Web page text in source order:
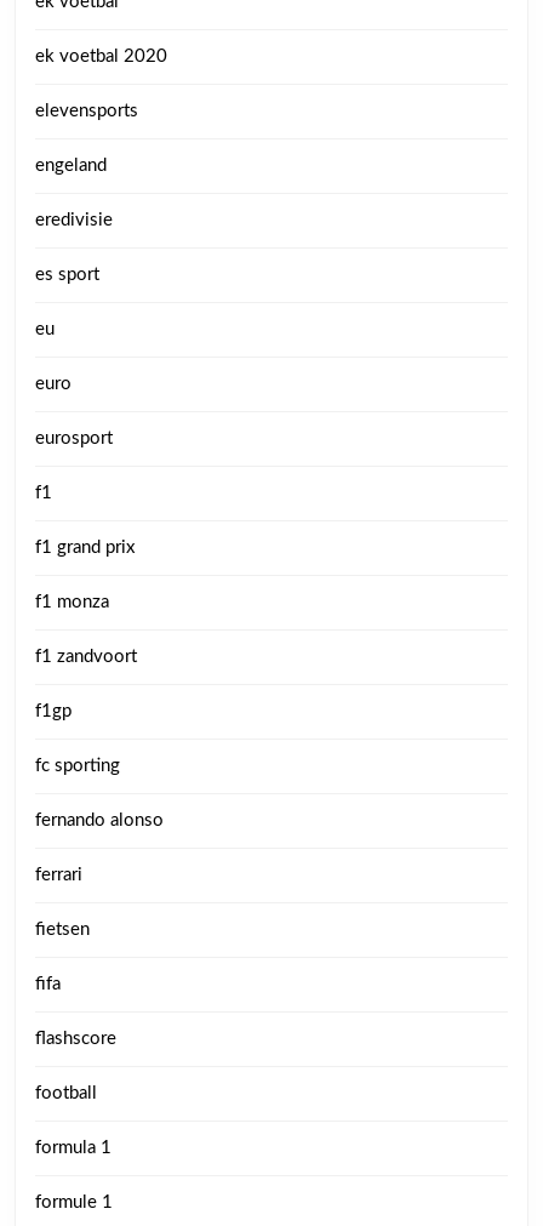
ek voetbal 2020
elevensports
engeland
eredivisie
es sport
eu
euro
eurosport
f1
f1 grand prix
f1 monza
f1 zandvoort
f1gp
fc sporting
fernando alonso
ferrari
fietsen
fifa
flashscore
football
formula 1
formule 1